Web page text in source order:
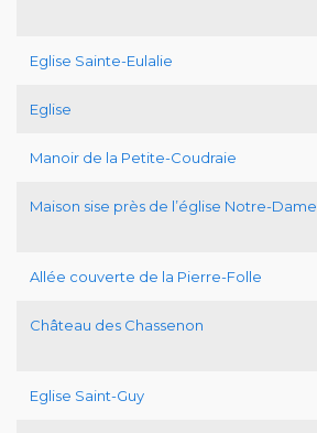
Eglise Sainte-Eulalie
Eglise
Manoir de la Petite-Coudraie
Maison sise près de l’église Notre-Dame
Allée couverte de la Pierre-Folle
Château des Chassenon
Eglise Saint-Guy